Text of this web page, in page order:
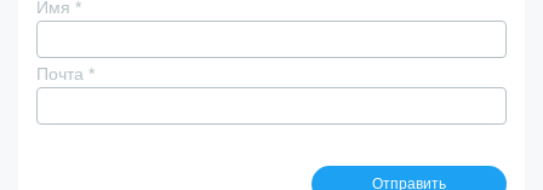
Имя *
Почта *